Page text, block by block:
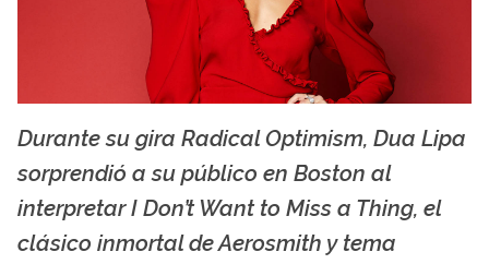
La X mas música
Durante su gira Radical Optimism, Dua Lipa
sorprendió a su público en Boston al
interpretar I Don’t Want to Miss a Thing, el
clásico inmortal de Aerosmith y tema